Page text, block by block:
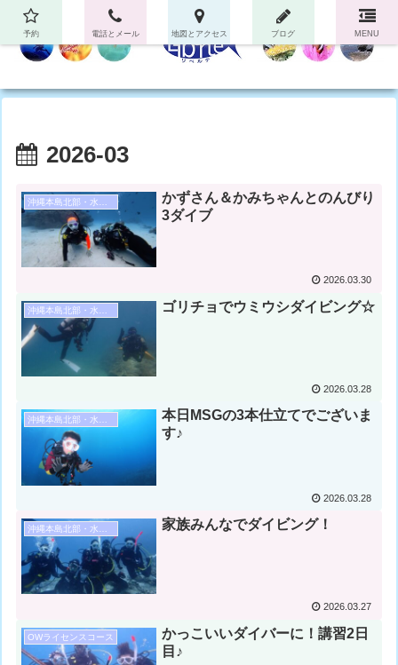
2026-03
かずさん＆かみちゃんとのんびり
3ダイブ
2026.03.30
沖縄本島北部・水納島・瀬底島ダイビング ゴリチョでウミウシダイビング☆
2026.03.28
本日MSGの3本仕立てでございま
す♪
2026.03.28
家族みんなでダイビング！
2026.03.27
OWライセンスコース
かっこいいダイバーに！講習2日
目♪
予約 電話とメール 地図とアクセス ブログ MENU